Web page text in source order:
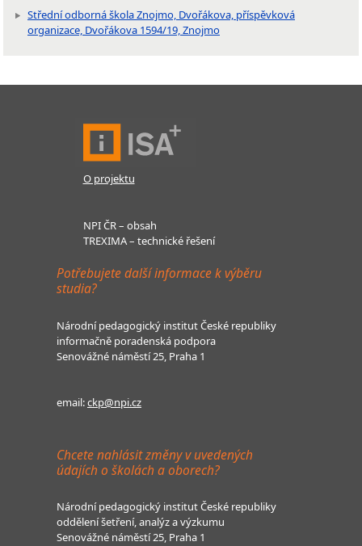
Střední odborná škola Znojmo, Dvořákova, příspěvková
organizace, Dvořákova 1594/19, Znojmo
O projektu
NPI ČR – obsah
TREXIMA – technické řešení
Potřebujete další informace k výběru
studia?
Národní pedagogický institut České republiky
informačně poradenská podpora
Senovážné náměstí 25, Praha 1
email:ckp@npi.cz
Chcete nahlásit změny v uvedených
údajích o školách a oborech?
Národní pedagogický institut České republiky
oddělení šetření, analýz a výzkumu
Senovážné náměstí 25, Praha 1